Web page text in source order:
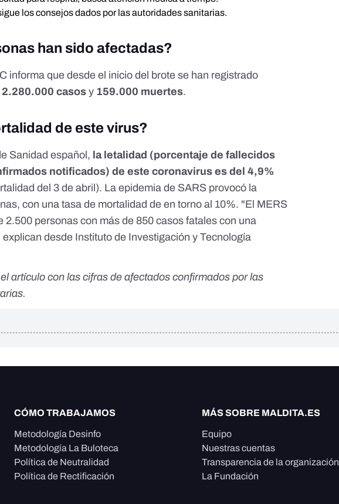
los consejos dados por las autoridades sanitarias.
han sido afectadas?
informa que desde el inicio del brote se han registrado
2.280.000 casos y 159.000 muertes.
de este virus?
Sanidad español, la letalidad (porcentaje de fallecidos
notificados) de este coronavirus es del 4,9%
del3 de abril ). La epidemia de SARS provocó la
con una tasa de mortalidad de en torno al 10%. "El MERS
2.500 personas con más de 850 casos fatales con una
desde Instituto de Investigación y Tecnología
artículo con las cifras de afectados confirmados por las
CÓMO TRABAJAMOS
Metodología Desinfo
Metodología La Buloteca
Política de Neutralidad
Política de Rectificación
MÁS SOBRE MALDITA.ES
Equipo
Nuestras cuentas
Transparencia de la organización
La Fundación